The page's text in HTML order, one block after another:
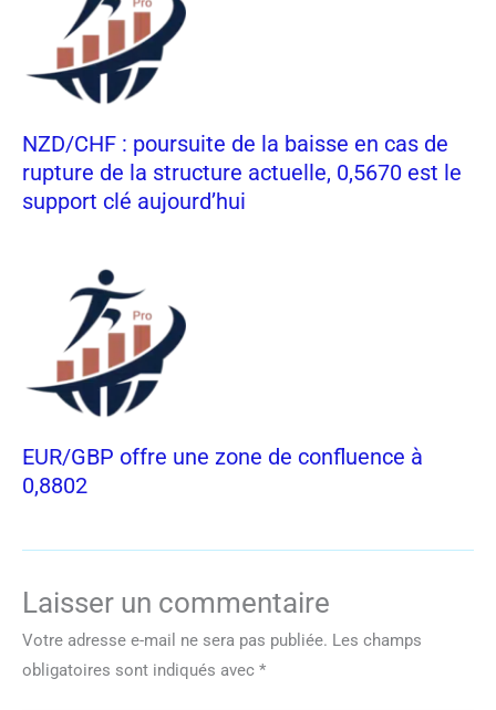
NZD/CHF : poursuite de la baisse en cas de
rupture de la structure actuelle, 0,5670 est le
support clé aujourd’hui
EUR/GBP offre une zone de confluence à
0,8802
Laisser un commentaire
Votre adresse e-mail ne sera pas publiée. Les champs
obligatoires sont indiqués avec *